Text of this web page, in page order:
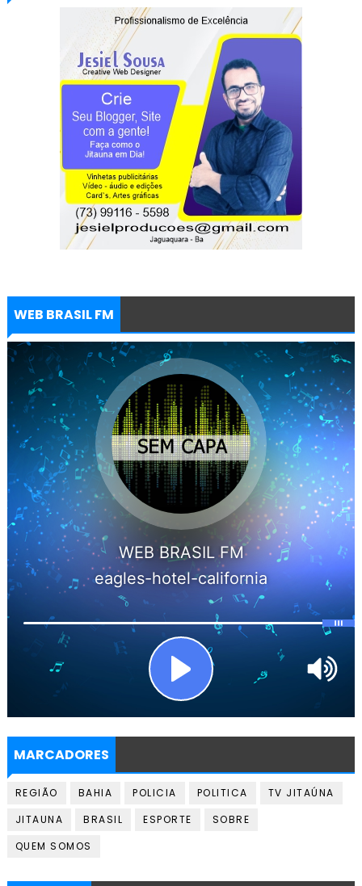
WEB BRASIL FM
MARCADORES
REGIÃO BAHIA POLICIA POLITICA
TV JITAÚNA
JITAUNA
BRASIL ESPORTE
SOBRE
QUEM SOMOS